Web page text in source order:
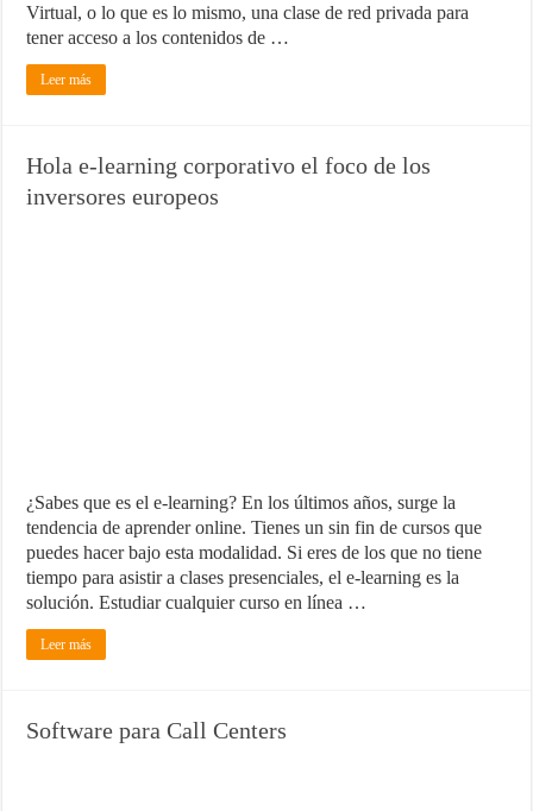
Virtual, o lo que es lo mismo, una clase de red privada para
tener acceso a los contenidos de …
Leer más
Hola e-learning corporativo el foco de los
inversores europeos
¿Sabes que es el e-learning? En los últimos años, surge la
tendencia de aprender online. Tienes un sin fin de cursos que
puedes hacer bajo esta modalidad. Si eres de los que no tiene
tiempo para asistir a clases presenciales, el e-learning es la
solución. Estudiar cualquier curso en línea …
Leer más
Software para Call Centers